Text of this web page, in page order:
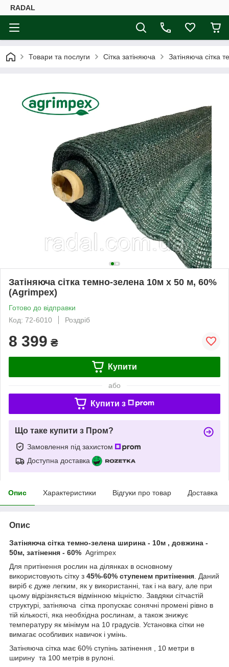
RADAL
Товари та послуги Сітка затіняюча Затіняюча сітка
Затіняюча сітка темно-зелена 10м х 50 м, 60%
(Agrimpex)
Готово до відправки
Код: 72-6010
Роздріб
8 399 ₴
Купити
або
Купити з
Що таке купити з Пром?
Замовлення під захистом
Доступна доставка
Опис Характеристики Відгуки про товар Доставка
Опис
Затіняюча сітка темно-зелена ширина - 10м , довжина -
50м, затінення - 60% Agrimpex
Для притінення рослин на ділянках в основному
використовують сітку з 45%-60% ступенем притінення . Даний
виріб є дуже легким, як у використанні, так і на вагу, але при
цьому відрізняється відмінною міцністю. Завдяки сітчастій
структурі, затіняюча сітка пропускає сонячні промені рівно в
тій кількості, яка необхідна рослинам, а також знижує
температуру як мінімум на 10 градусів. Установка сітки не
вимагає особливих навичок і умінь.
Затіняюча сітка має 60% ступінь затінення , 10 метри в
ширину та 100 метрів в рулоні.